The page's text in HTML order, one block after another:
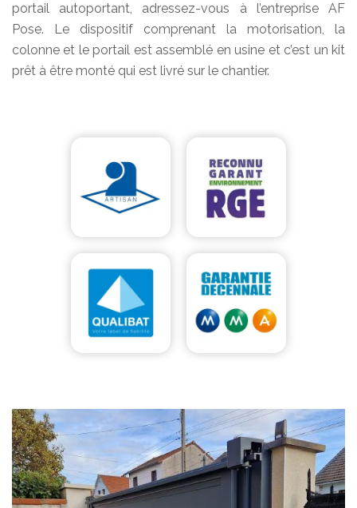
portail autoportant, adressez-vous à l’entreprise AF
Pose. Le dispositif comprenant la motorisation, la
colonne et le portail est assemblé en usine et c’est un kit
prêt à être monté qui est livré sur le chantier.